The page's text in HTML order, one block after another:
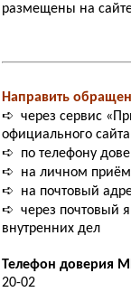
размещены на
Направить
➪ через сервис
официального
➪ по телефону
➪ на личном
➪ на почтовый
➪ через почтовый
внутренних дел
Телефон доверия
20-02